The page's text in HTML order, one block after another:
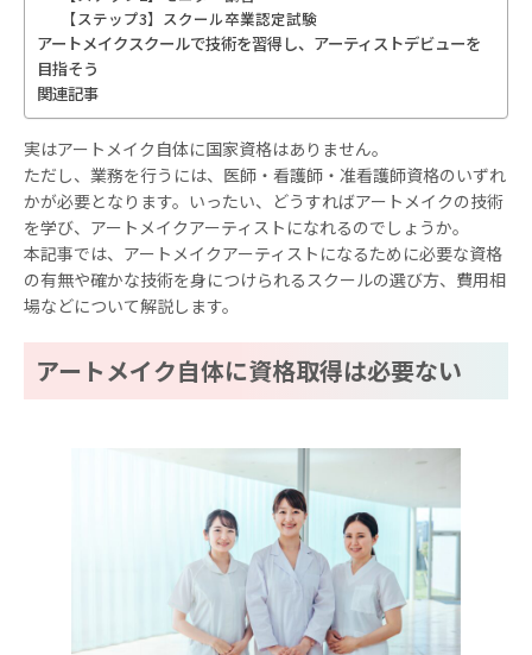
【ステップ3】スクール卒業認定試験
アートメイクスクールで技術を習得し、アーティストデビューを
目指そう
関連記事
実はアートメイク自体に国家資格はありません。
ただし、業務を行うには、医師・看護師・准看護師資格のいずれ
かが必要となります。いったい、どうすればアートメイクの技術
を学び、アートメイクアーティストになれるのでしょうか。
本記事では、アートメイクアーティストになるために必要な資格
の有無や確かな技術を身につけられるスクールの選び方、費用相
場などについて解説します。
アートメイク自体に資格取得は必要ない